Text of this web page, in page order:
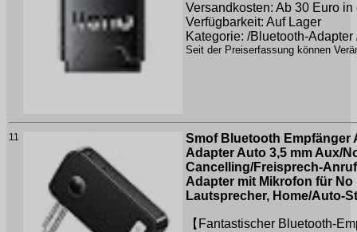
Versandkosten: Ab 30 Euro
Verfügbarkeit: Auf Lager
Kategorie: /Bluetooth-
Seit der Preiserfassung können
11
Smof Bluetooth Empfänger
Adapter Auto 3,5 mm Aux/
Cancelling/Freisprech-
Adapter mit Mikrofon für
Lautsprecher, Home/Auto-
【Fantastischer Bluetooth-